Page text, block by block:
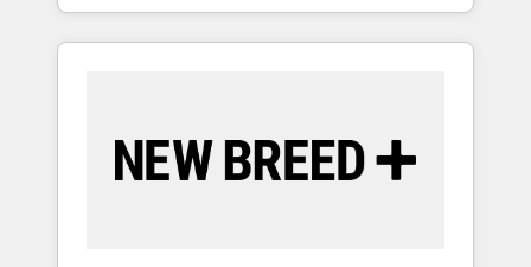
HubSpotアワード受賞・HUGリーダー ✓
AI活用に関するご相談、現状整理の壁打ちな
ど、構想段階からお気軽にお問い合わせくださ
Five-Star Reviews
divisions Globalia (AI & Software) and Point
Success Media (Paid Media), making this the
by Globalia’s technical development team. -
19 HubSpot-certified trainers to drive